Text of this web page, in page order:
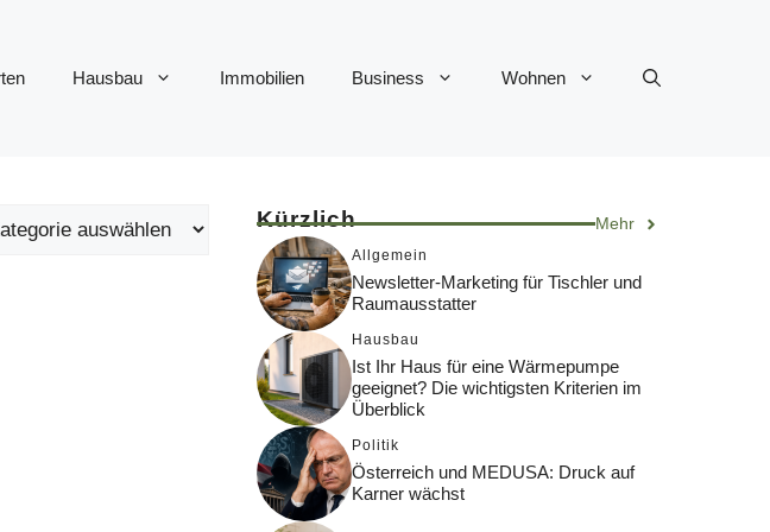
Hausbau Immobilien Business Wohnen
Kürzlich Mehr
Allgemein
Newsletter-Marketing für Tischler und
Raumausstatter
Hausbau
Ist Ihr Haus für eine Wärmepumpe
geeignet? Die wichtigsten Kriterien im
Überblick
Politik
Österreich und MEDUSA: Druck auf
Karner wächst